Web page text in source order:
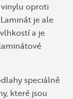
oproti
je ale
a je
speciálně
které jsou